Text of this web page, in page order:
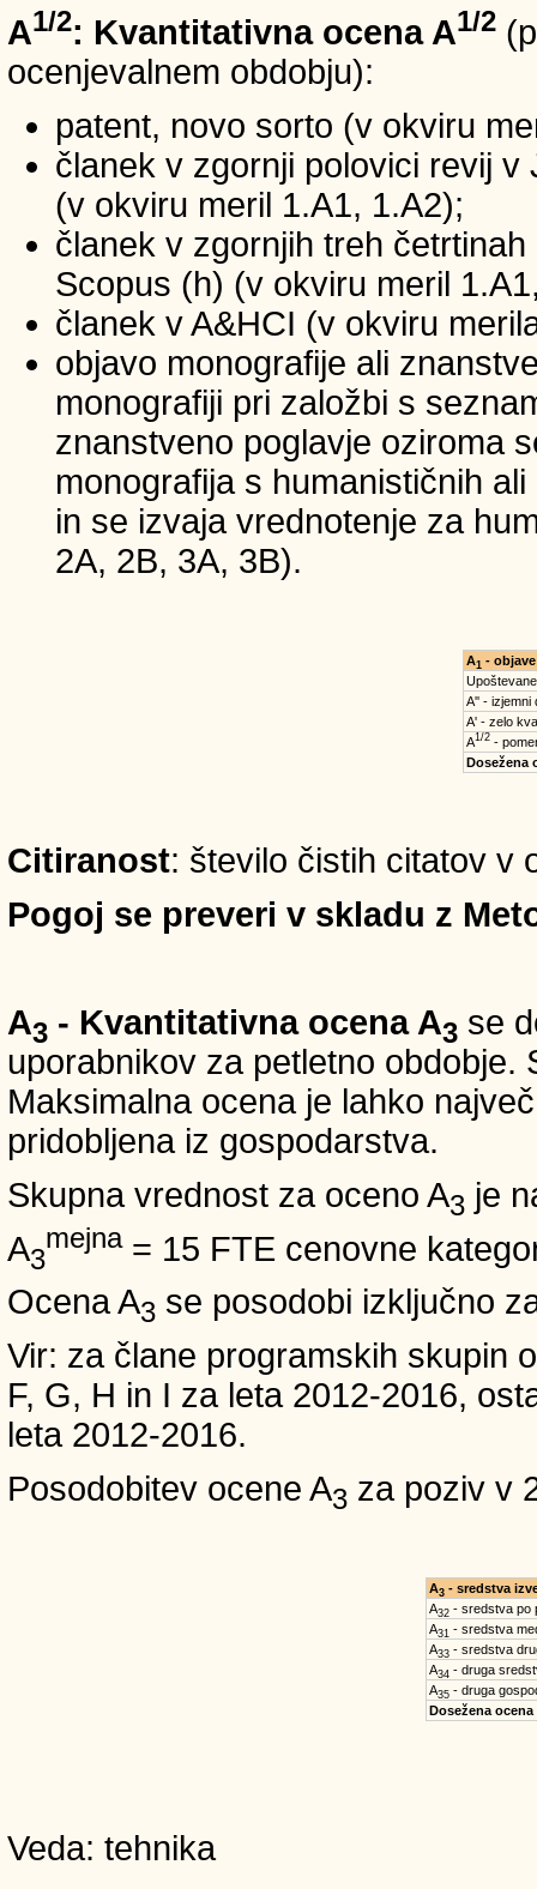
A1/2: Kvantitativna ocena A1/2
ocenjevalnem obdobju):
patent, novo sorto (v okviru
članek v zgornji polovici revij
(v okviru meril 1.A1, 1.A2);
članek v zgornjih treh
Scopus (h) (v okviru meril
članek v A&HCI (v okviru
objavo monografije ali
monografiji pri založbi s
znanstveno poglavje oziroma
monografija s humanističnih
in se izvaja vrednotenje za
2A, 2B, 3A, 3B).
A1 - objave
A'' - izjemni
A' - zelo
A1/2-
Dosežena
Citiranost: število čistih citatov v
Pogoj se preveri v skladu z
A3 - Kvantitativna ocena A3 se
uporabnikov za petletno obdobje.
Maksimalna ocena je lahko
pridobljena iz gospodarstva.
Skupna vrednost za oceno A3 je
A3
mejna= 15 FTE cenovne
Ocena A3 se posodobi izključno
Vir: za člane programskih skupin
F, G, H in I za leta 2012-2016,
leta 2012-2016.
Posodobitev ocene A3 za poziv v
A3- sredstva
A32- sredstva po
A31 - sredstva
A33- sredstva
A34 - druga
A35- druga
Dosežena ocena
Veda: tehnika